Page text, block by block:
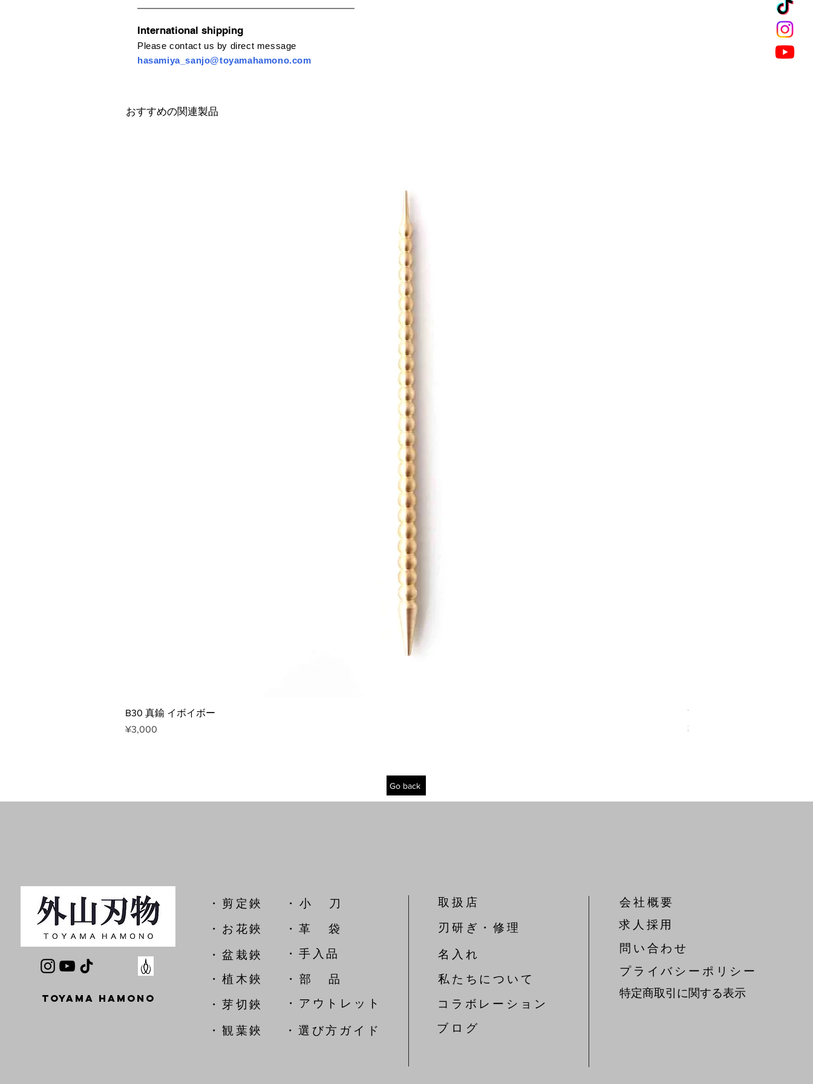
International shipping
Please contact us by direct message
hasamiya_sanjo@toyamahamono.com
おすすめの関連製品
B30 真鍮 イボイボー
Price
¥3,000
T104 針金切鋏
Price
¥5,000
Go back
TOYAMA HAMONO
​・剪定鋏
​・ 小 刀
​・お花鋏
・革 袋
・盆栽鋏
​・手入品
・植木鋏
​・ 部 品
​・芽切鋏
​・アウトレット
・観葉鋏 ​・選び方ガイド
取扱店
刃研ぎ・修理
名入れ
私たちについて
コラボレーション
​ブ ロ グ
会社概要
​求人採用
問い合わせ
​プライバシーポリシー
特定商取引に関する表示